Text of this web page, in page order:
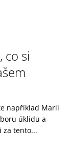
co si
například Marii
úklidu a
za tento...